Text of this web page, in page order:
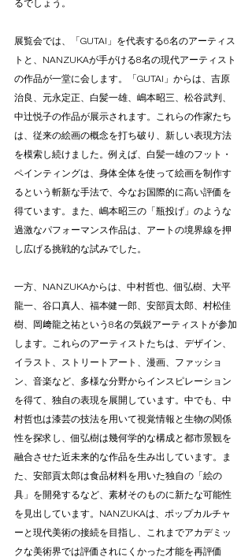
るでしょう。
展覧会では、「GUTAI」を代表する6名のアーティス
トと、NANZUKAが手がける8名の現代アーティスト
の作品が一堂に会します。「GUTAI」からは、吉原
治良、元永定正、白髪一雄、嶋本昭三、松谷武判、
中辻悦子の作品が展示されます。これらの作家たち
は、従来の絵画の概念を打ち破り、新しい表現方法
を模索し続けました。例えば、白髪一雄のフット・
ペインティングは、身体全体を使って絵画を制作す
るという斬新な手法で、今なお国際的に高い評価を
得ています。また、嶋本昭三の「瓶投げ」のような
過激なパフォーマンス作品は、アートの境界線を押
し広げる挑戦的な試みでした。
一方、NANZUKAからは、中村哲也、佃弘樹、大平
龍一、谷口真人、福本健一郎、安部貢太郎、村松佳
樹、岡﨑龍之祐という8名の気鋭アーティストが参加
します。これらのアーティストたちは、デザイン、
イラスト、ストリートアート、漫画、ファッショ
ン、音楽など、多様な分野からインスピレーション
を得て、独自の表現を展開しています。中でも、中
村哲也は漆芸の技法を用いて視覚情報と生物の関係
性を探求し、佃弘樹は幾何学的な構成と都市景観を
融合させた近未来的な作品を生み出しています。ま
た、安部貢太郎は食品材料を用いた独自の「絵の
具」を開発するなど、素材そのものに新たな可能性
を見出しています。NANZUKAは、ポップカルチャ
ーと現代美術の接続を目指し、これまでアカデミッ
クな美術界では評価されにくかった才能を再評価